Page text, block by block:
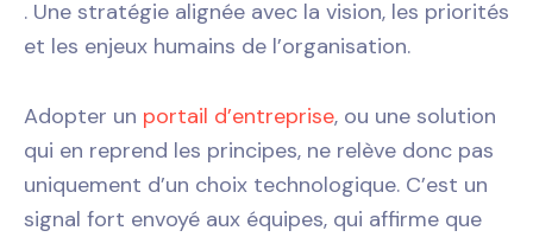
. Une stratégie alignée avec la vision, les priorités
et les enjeux humains de l’organisation.
Adopter un portail d’entreprise, ou une solution
qui en reprend les principes, ne relève donc pas
uniquement d’un choix technologique. C’est un
signal fort envoyé aux équipes, qui affirme que